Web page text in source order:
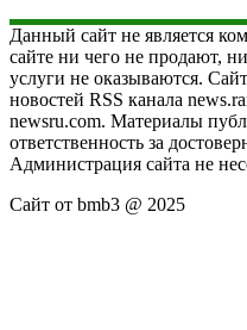
Данный сайт не является
сайте ни чего не продают,
услуги не оказываются.
новостей RSS канала
newsru.com. Материалы
ответственность за
Администрация сайта не
Сайт от bmb3 @ 2025